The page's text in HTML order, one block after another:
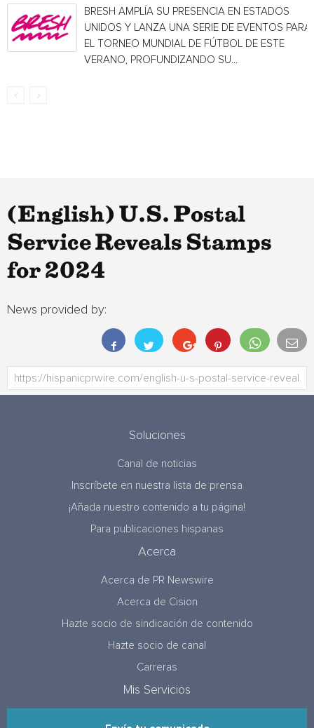
BRESH AMPLÍA SU PRESENCIA EN ESTADOS
UNIDOS Y LANZA UNA SERIE DE EVENTOS PARA
EL TORNEO MUNDIAL DE FÚTBOL DE ESTE
VERANO, PROFUNDIZANDO SU...
(English) U.S. Postal
Service Reveals Stamps
for 2024
News provided by:
Soluciones
Canal de noticias
Inscríbete en nuestra lista de prensa
¡Añada nuestro contenido a tu página!
Para publicaciones hispanas
Acerca
Acerca de PR Newswire
Acerca de Cision
Hazte socio de sindicación de contenido
Hazte socio de canal
Carreras
Mis Servicios